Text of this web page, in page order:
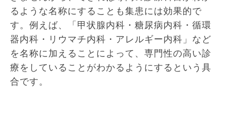
るような名称にすることも集患には効果的で
す。例えば、「甲状腺内科・糖尿病内科・循環
器内科・リウマチ内科・アレルギー内科」など
を名称に加えることによって、専門性の高い診
療をしていることがわかるようにするという具
合です。